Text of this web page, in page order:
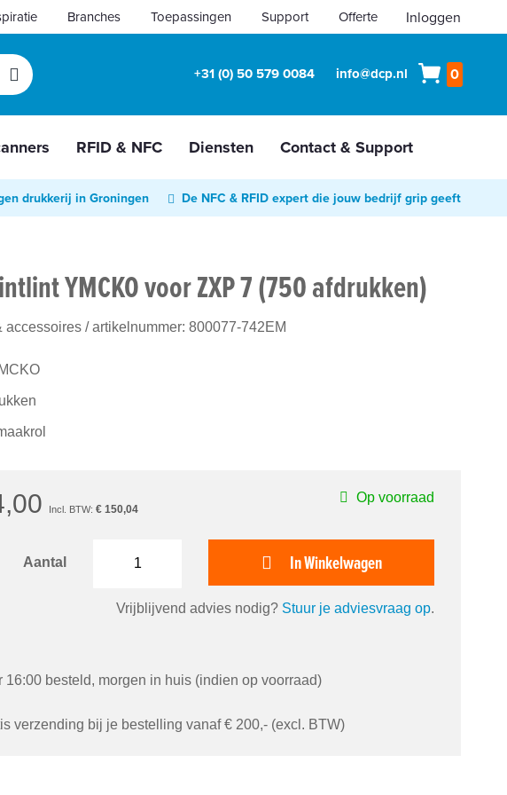
Inloggen
Branches Toepassingen Support Offerte
Zoek +31 (0) 50 579 0084 info@dcp.nl 0
RFID & NFC Diensten Contact & Support
drukkerij in Groningen De NFC & RFID expert die jouw bedrijf grip geeft
YMCKO voor ZXP 7 (750 afdrukken)
accessoires / artikelnummer: 800077-742EM
€ 150,04
Op voorraad
Aantal In Winkelwagen
Vrijblijvend advies nodig? Stuur je adviesvraag op.
16:00 besteld, morgen in huis (indien op voorraad)
verzending bij je bestelling vanaf € 200,- (excl. BTW)